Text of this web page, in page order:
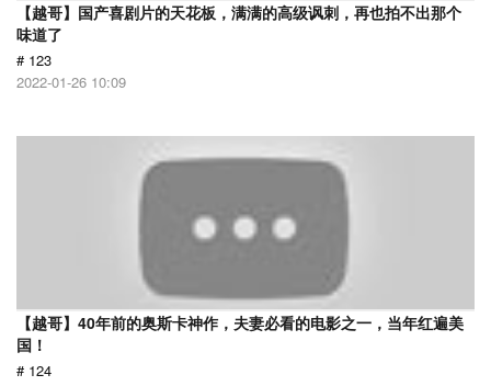
【越哥】国产喜剧片的天花板，满满的高级讽刺，再也拍不出那个
味道了
# 123
2022-01-26 10:09
【越哥】40年前的奥斯卡神作，夫妻必看的电影之一，当年红遍美
国！
# 124